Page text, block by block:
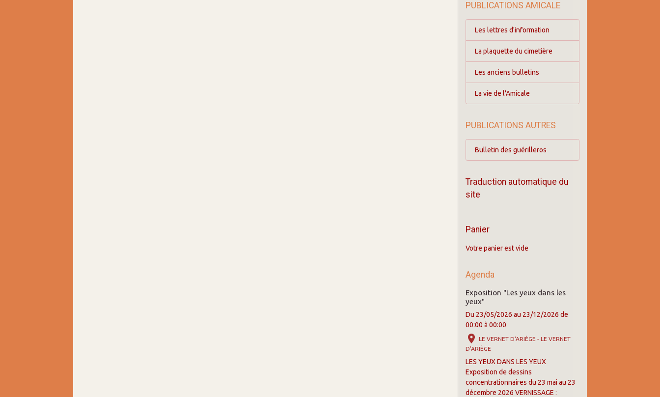
PUBLICATIONS AMICALE
Les lettres d'information
La plaquette du cimetière
Les anciens bulletins
La vie de l'Amicale
PUBLICATIONS AUTRES
Bulletin des guérilleros
Traduction automatique du
site
Panier
Votre panier est vide
Agenda
Exposition "Les yeux dans les
yeux"
Du 23/05/2026 au 23/12/2026 de
00:00 à 00:00
LE VERNET D'ARIÈGE - LE VERNET
D'ARIÈGE
LES YEUX DANS LES YEUX
Exposition de dessins
concentrationnaires du 23 mai au 23
décembre 2026 VERNISSAGE :